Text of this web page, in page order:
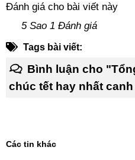
Đánh giá cho bài viết này
5 Sao 1 Đánh giá
Tags bài viết:
Bình luận cho
chúc tết hay nhất
Các tin khác